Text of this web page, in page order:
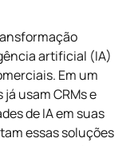
artificial (IA)
Em um
usam CRMs e
de IA em suas
essas soluções